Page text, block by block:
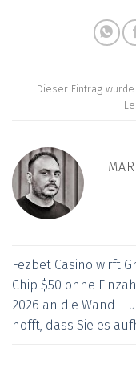
Dieser Eintrag
Fezbet Casino wirft
Chip $50 ohne
2026 an die Wand –
hofft, dass Sie es